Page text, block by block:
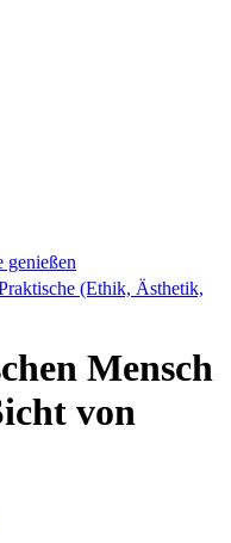
genießen
(Ethik, Ästhetik,
Mensch
von